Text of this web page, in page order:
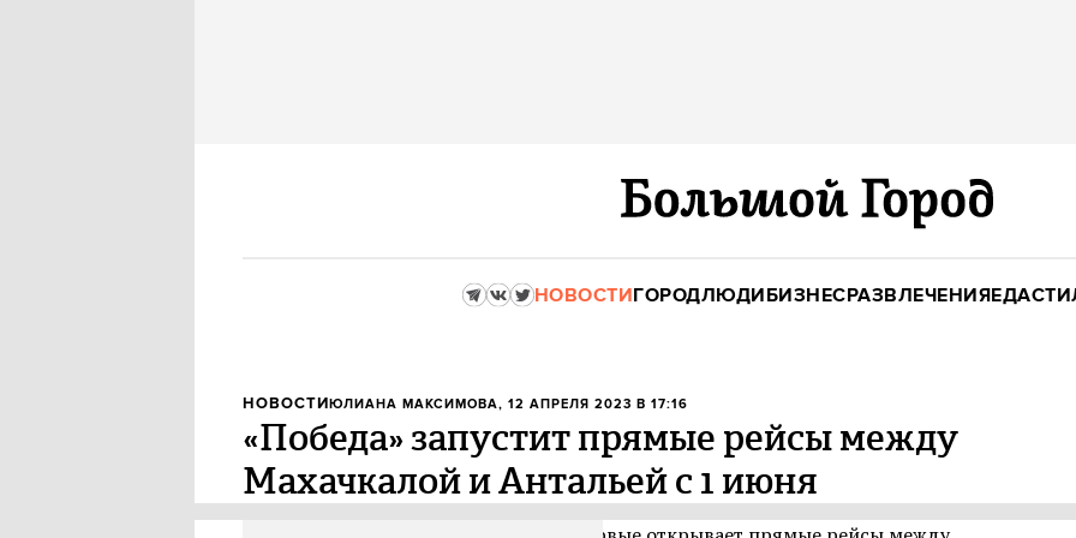
НОВОСТИГОРОДЛЮДИБИЗНЕСРАЗВЛЕЧЕНИЯЕДА
НОВОСТИЮЛИАНА МАКСИМОВА, 12 АПРЕЛЯ 2023 В 17:16
«Победа» запустит прямые рейсы между
Махачкалой и Антальей с 1 июня